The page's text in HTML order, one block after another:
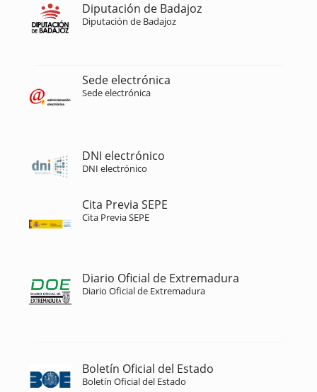
Diputación de Badajoz
Diputación de Badajoz
Sede electrónica
Sede electrónica
DNI electrónico
DNI electrónico
Cita Previa SEPE
Cita Previa SEPE
Diario Oficial de Extremadura
Diario Oficial de Extremadura
Boletín Oficial del Estado
Boletín Oficial del Estado